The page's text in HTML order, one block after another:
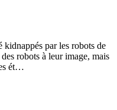
kidnappés par les robots de
robots à leur image, mais
ét…